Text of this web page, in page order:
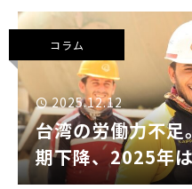
を上回り、日本に旅行に来
消費の
コラム
2025.12.12
台湾の労働力不
期下降、2025年